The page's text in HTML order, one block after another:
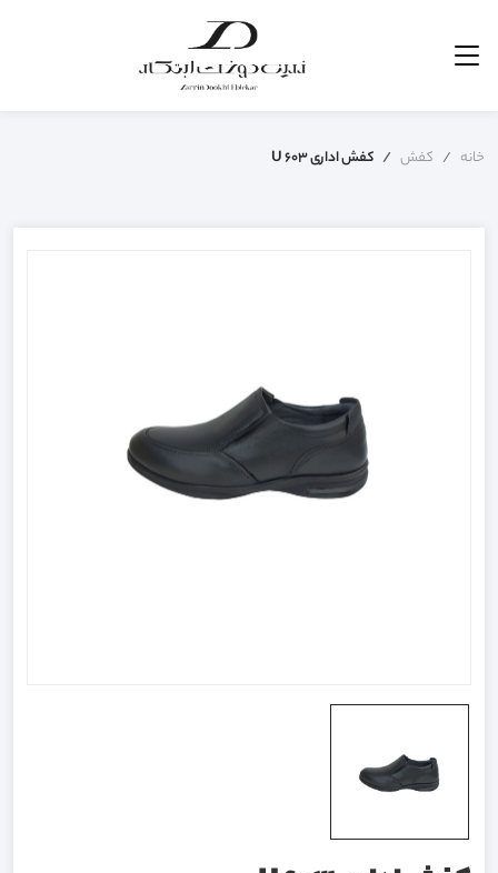
خانه کفش کفش اداری U 603